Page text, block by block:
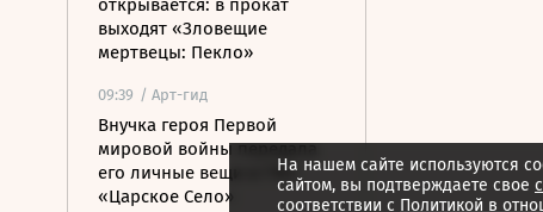
открывается: в прокат
выходят «Зловещие
мертвецы: Пекло»
09:39 / Арт-гид
Внучка героя Первой
мировой войны передала
его личные вещи в ГМЗ
«Царское Село»
На нашем сайте используются
сайтом, вы подтверждаете свое
соответствии с Политикой в